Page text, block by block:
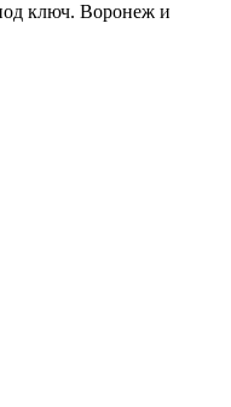
ключ. Воронеж и